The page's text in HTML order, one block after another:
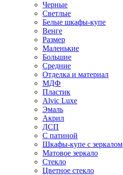
Черные
Светлые
Белые шкафы-купе
Венге
Размер
Маленькие
Большие
Средние
Отделка и материал
МДФ
Пластик
Alvic Luxe
Эмаль
Акрил
ДСП
С патиной
Шкафы-купе с зеркалом
Матовое зеркало
Стекло
Цветное стекло